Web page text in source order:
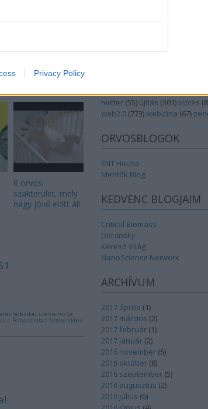
Privacy Policy
6 orvosi
szakterület, mely
nagy jövő előtt áll
technikai üzemeltetője
a Felhasználási feltételekben
(176)kereső(41)konferencia
twitter (55) újítás (301)vicces (
web2.0 (773)webicina (67)
ORVOSBLOGOK
ENT House
Mentők Blog
KEDVENC BLOGJAIM
Critical Biomass
Doransky
Kereső Világ
NanoScience Network
ARCHÍVUM
2017 április (1)
2017 március (2)
2017 február (1)
2017 január (2)
2016 november (5)
2016 október (6)
2016 szeptember (5)
2016 augusztus (2)
2016 július (6)